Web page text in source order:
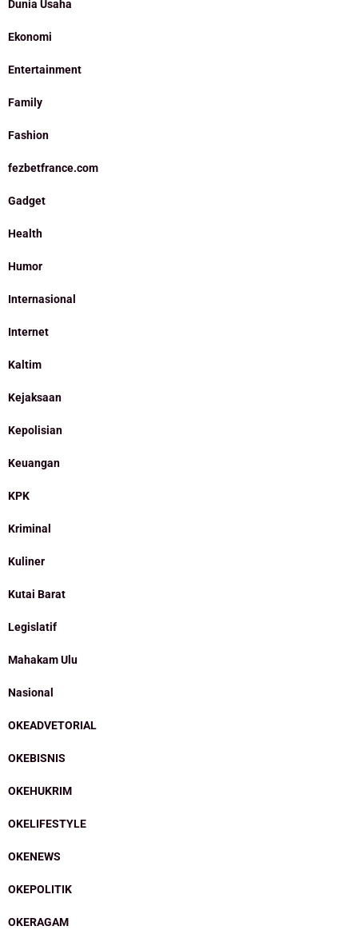
Dunia Usaha
Ekonomi
Entertainment
Family
Fashion
fezbetfrance.com
Gadget
Health
Humor
Internasional
Internet
Kaltim
Kejaksaan
Kepolisian
Keuangan
KPK
Kriminal
Kuliner
Kutai Barat
Legislatif
Mahakam Ulu
Nasional
OKEADVETORIAL
OKEBISNIS
OKEHUKRIM
OKELIFESTYLE
OKENEWS
OKEPOLITIK
OKERAGAM